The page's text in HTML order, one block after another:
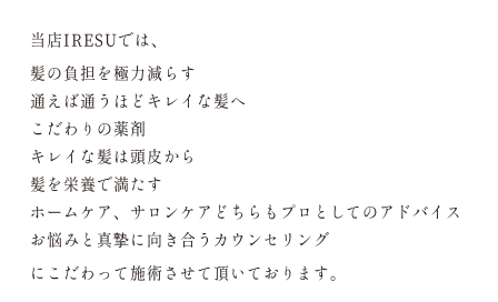
当店IRESUでは、
髪の負担を極力減らす
通えば通うほどキレイな髪へ
こだわりの薬剤
キレイな髪は頭皮から
髪を栄養で満たす
ホームケア、サロンケアどちらもプロとしてのアドバイス
お悩みと真摯に向き合うカウンセリング
にこだわって施術させて頂いております。